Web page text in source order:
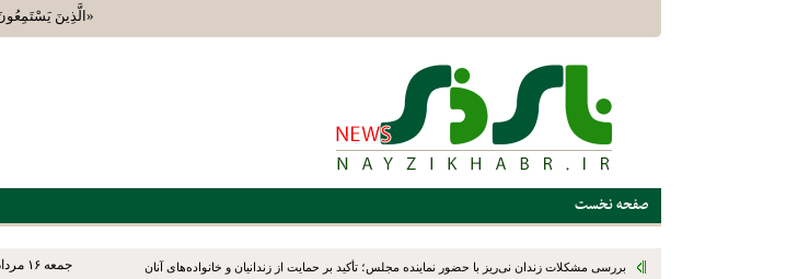
«الَّذِينَ يَسْتَمِعُونَ
صفحه نخست
جمعه ۱۶ مرداد ۱۴۰۵ بررسی مشکلات زندان نی‌ریز با حضور نماینده مجلس؛ تأکید بر حمایت از زندانیان و خانواده‌های آنان